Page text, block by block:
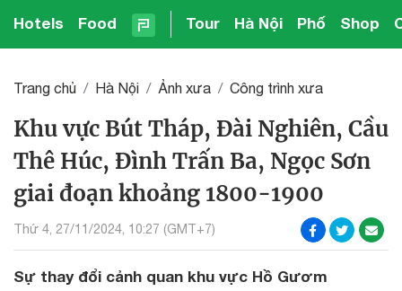
Hotels Food Tour Hà Nội Phố Shop
Trang chủ Hà Nội Ảnh xưa Công trình xưa
Khu vực Bút Tháp, Đài Nghiên, Cầu
Thê Húc, Đình Trấn Ba, Ngọc Sơn
giai đoạn khoảng 1800-1900
Thứ 4, 27/11/2024, 10:27 (GMT+7)
Sự thay đổi cảnh quan khu vực Hồ Gươm